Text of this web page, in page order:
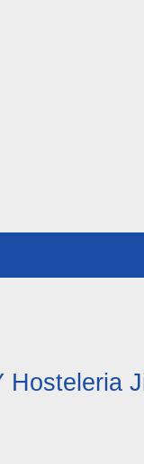
Hosteleria